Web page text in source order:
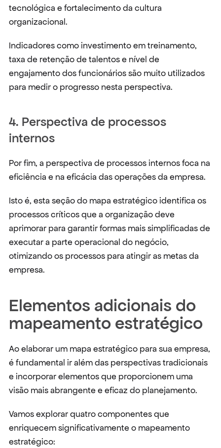
tecnológica e fortalecimento da cultura
organizacional.
Indicadores como investimento em treinamento,
taxa de retenção de talentos e nível de
engajamento dos funcionários são muito utilizados
para medir o progresso nesta perspectiva.
4. Perspectiva de processos
internos
Por fim, a perspectiva de processos internos foca na
eficiência e na eficácia das operações da empresa.
Isto é, esta seção do mapa estratégico identifica os
processos críticos que a organização deve
aprimorar para garantir formas mais simplificadas de
executar a parte operacional do negócio,
otimizando os processos para atingir as metas da
empresa.
Elementos adicionais do
mapeamento estratégico
Ao elaborar um mapa estratégico para sua empresa,
é fundamental ir além das perspectivas tradicionais
e incorporar elementos que proporcionem uma
visão mais abrangente e eficaz do planejamento.
Vamos explorar quatro componentes que
enriquecem significativamente o mapeamento
estratégico: